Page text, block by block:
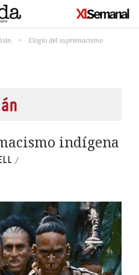
>
Elogio del supremacismo
indígena
/